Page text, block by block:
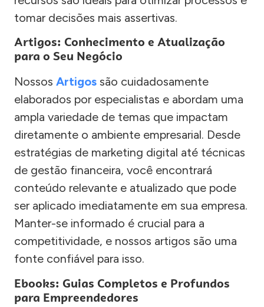
tomar decisões mais assertivas.
Artigos: Conhecimento e Atualização
para o Seu Negócio
Nossos Artigos são cuidadosamente
elaborados por especialistas e abordam uma
ampla variedade de temas que impactam
diretamente o ambiente empresarial. Desde
estratégias de marketing digital até técnicas
de gestão financeira, você encontrará
conteúdo relevante e atualizado que pode
ser aplicado imediatamente em sua empresa.
Manter-se informado é crucial para a
competitividade, e nossos artigos são uma
fonte confiável para isso.
Ebooks: Guias Completos e Profundos
para Empreendedores